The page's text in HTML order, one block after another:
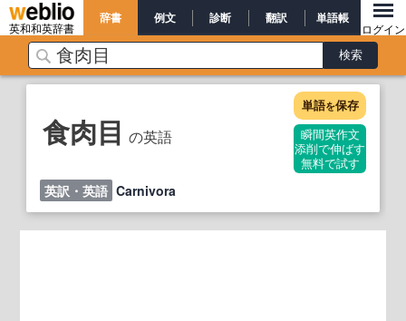
英和和英辞書
辞書 例文 診断 翻訳 単語帳
ログイン
食肉目 の英語
単語を保存
瞬間英作文
添削で伸ばす
無料で試す
英訳・英語 Carnivora